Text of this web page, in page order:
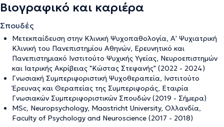
Βιογραφικό και καριέρα
Σπουδές
Mετεκπαίδευση στην Κλινική Ψυχοπαθολογία, Α' Ψυχιατρική
Κλινική του Πανεπιστημίου Αθηνών, Ερευνητικό και
Πανεπιστημιακό Ινστιτούτο Ψυχικής Υγείας, Νευροεπιστημών
και Ιατρικής Ακρίβειας "Κώστας Στεφανής" (2022 - 2024)
Γνωσιακή Συμπεριφοριστική Ψυχοθεραπεία, Ινστιτούτο
Έρευνας και Θεραπείας της Συμπεριφοράς, Εταιρία
Γνωσιακών Συμπεριφοριστικών Σπουδών (2019 - Σήμερα)
MSc, Neuropsychology, Maastricht University, Ολλανδία,
Faculty of Psychology and Neuroscience (2017 - 2018)